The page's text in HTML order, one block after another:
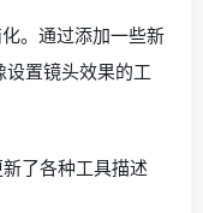
。通过添加一些新
置镜头效果的工
了各种工具描述